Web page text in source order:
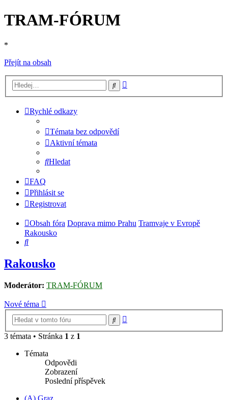
TRAM-FÓRUM
*
Přejít na obsah
Hledat
Rychlé odkazy
Témata bez odpovědí
Aktivní témata
Hledat
FAQ
Přihlásit se
Registrovat
Obsah fóra Doprava mimo Prahu Tramvaje v Evropě
Rakousko
Hledat
Rakousko
Moderátor: TRAM-FÓRUM
Nové téma
Hledat
3 témata • Stránka 1 z 1
Témata
Odpovědi
Zobrazení
Poslední příspěvek
(A) Graz